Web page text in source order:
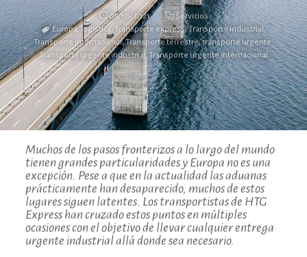
05/10/2021
Servicios
Europa,logística,Transporte express,Transporte industrial,
Transporte internacional,Transporte terrestre,transporte urgente,
Transporte urgente industrial ,Transporte urgente internacional
Muchos de los pasos fronterizos a lo largo del mundo
tienen grandes particularidades y Europa no es una
excepción. Pese a que en la actualidad las aduanas
prácticamente han desaparecido, muchos de estos
lugares siguen latentes. Los transportistas de HTG
Express han cruzado estos puntos en múltiples
ocasiones con el objetivo de llevar cualquier entrega
urgente industrial allá donde sea necesario.